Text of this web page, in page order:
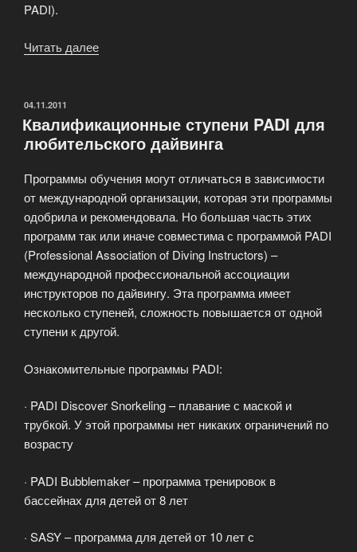
PADI).
Читать далее
ОПУБЛИКОВАНО
04.11.2011
Квалификационные ступени PADI для
любительского дайвинга
Программы обучения могут отличаться в зависимости
от международной организации, которая эти программы
одобрила и рекомендовала. Но большая часть этих
программ так или иначе совместима с программой PADI
(Professional Association of Diving Instructors) –
международной профессиональной ассоциации
инструкторов по дайвингу. Эта программа имеет
несколько ступеней, сложность повышается от одной
ступени к другой.
Oзнакомительные программы PADI:
· PADI Discover Snorkeling – плавание с маской и
трубкой. У этой программы нет никаких ограничений по
возрасту
· PADI Bubblemaker – программа тренировок в
бассейнах для детей от 8 лет
· SASY – программа для детей от 10 лет с